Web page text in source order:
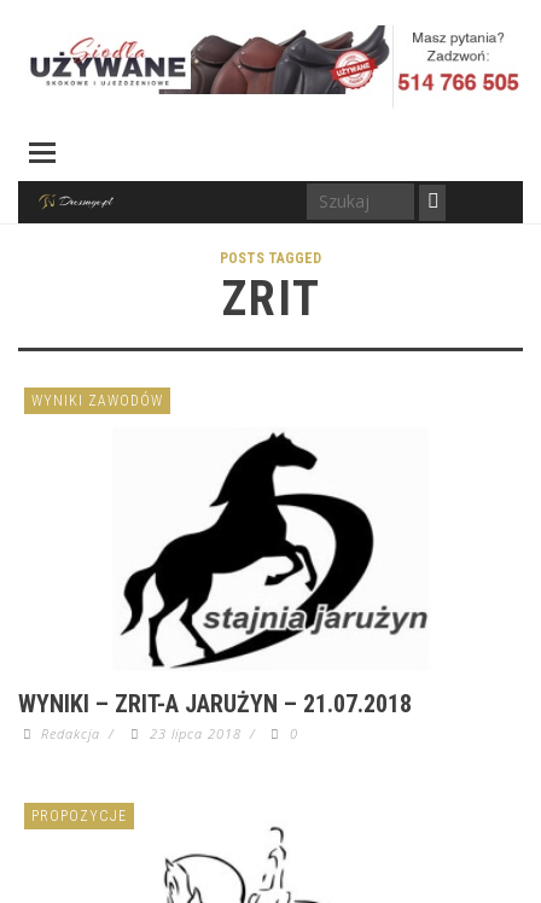
POSTS TAGGED
ZRIT
WYNIKI ZAWODÓW
WYNIKI – ZRIT-A JARUŻYN – 21.07.2018
Redakcja / 23 lipca 2018 / 0
PROPOZYCJE